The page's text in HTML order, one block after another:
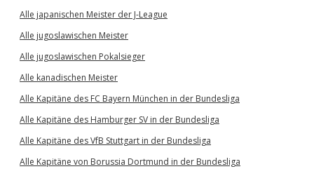
Alle japanischen Meister der J-League
Alle jugoslawischen Meister
Alle jugoslawischen Pokalsieger
Alle kanadischen Meister
Alle Kapitäne des FC Bayern München in der Bundesliga
Alle Kapitäne des Hamburger SV in der Bundesliga
Alle Kapitäne des VfB Stuttgart in der Bundesliga
Alle Kapitäne von Borussia Dortmund in der Bundesliga